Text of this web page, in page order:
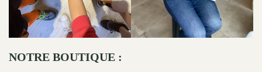
NOTRE BOUTIQUE :